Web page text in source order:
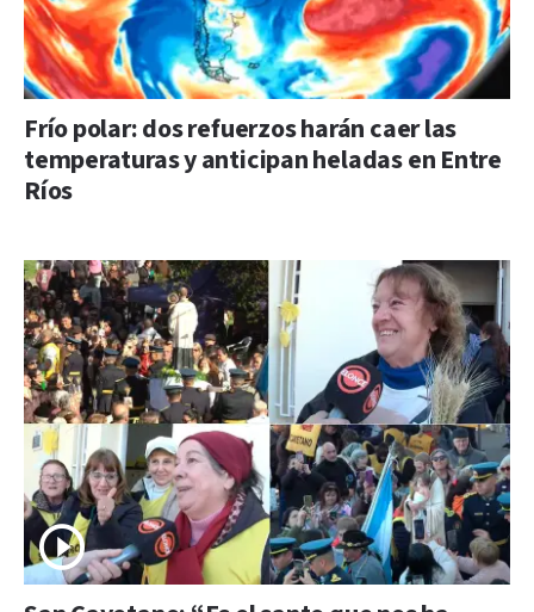
Frío polar: dos refuerzos harán caer las
temperaturas y anticipan heladas en Entre
Ríos